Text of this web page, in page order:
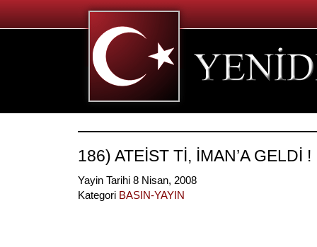
186) ATEİST Tİ, İMAN’A GELDİ !
Yayin Tarihi 8 Nisan, 2008
Kategori BASIN-YAYIN